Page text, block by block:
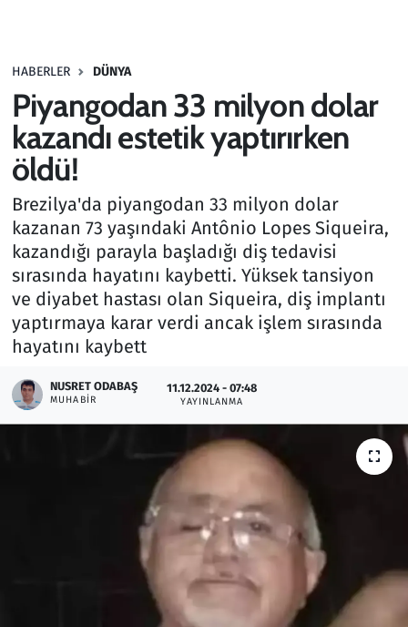
HABERLER DÜNYA
Piyangodan 33 milyon dolar
kazandı estetik yaptırırken
öldü!
Brezilya'da piyangodan 33 milyon dolar
kazanan 73 yaşındaki Antônio Lopes Siqueira,
kazandığı parayla başladığı diş tedavisi
sırasında hayatını kaybetti. Yüksek tansiyon
ve diyabet hastası olan Siqueira, diş implantı
yaptırmaya karar verdi ancak işlem sırasında
hayatını kaybett
NUSRET ODABAŞ
MUHABIR
11.12.2024 - 07:48
YAYINLANMA
Haber
Kültür Sanat
Kurumsal Haberler
Lezzet Durağı
Memur ve Kamu
Otomobil
Oyun
Ramazan
Resmi İlanlar
Rüya Tabirleri
Savunma Sanayi